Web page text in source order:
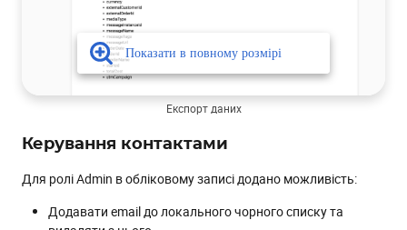
Експорт даних
Керування контактами
Для ролі Admin в обліковому записі додано можливість:
Додавати email до локального чорного списку та